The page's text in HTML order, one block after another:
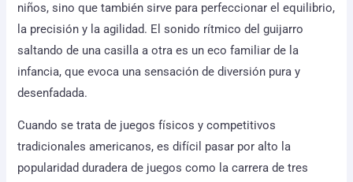
niños, sino que también sirve para perfeccionar el equilibrio,
la precisión y la agilidad. El sonido rítmico del guijarro
saltando de una casilla a otra es un eco familiar de la
infancia, que evoca una sensación de diversión pura y
desenfadada.
Cuando se trata de juegos físicos y competitivos
tradicionales americanos, es difícil pasar por alto la
popularidad duradera de juegos como la carrera de tres